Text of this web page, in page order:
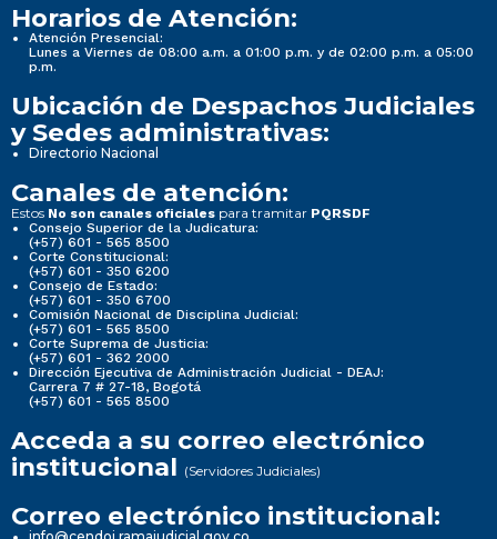
Horarios de Atención:
Atención Presencial:
Lunes a Viernes de 08:00 a.m. a 01:00 p.m. y de 02:00 p.m. a 05:00
p.m.
Ubicación de Despachos Judiciales
y Sedes administrativas:
Directorio Nacional
Canales de atención:
Estos No son canales oficiales para tramitar PQRSDF
Consejo Superior de la Judicatura:
(+57) 601 - 565 8500
Corte Constitucional:
(+57) 601 - 350 6200
Consejo de Estado:
(+57) 601 - 350 6700
Comisión Nacional de Disciplina Judicial:
(+57) 601 - 565 8500
Corte Suprema de Justicia:
(+57) 601 - 362 2000
Dirección Ejecutiva de Administración Judicial - DEAJ:
Carrera 7 # 27-18, Bogotá
(+57) 601 - 565 8500
Acceda a su correo electrónico
institucional (Servidores Judiciales)
Correo electrónico institucional: